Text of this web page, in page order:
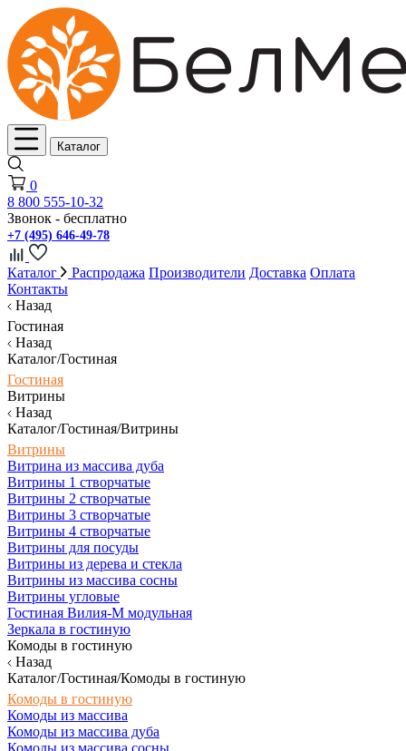
Каталог
0
8 800 555-10-32
Звонок - бесплатно
+7 (495) 646-49-78
Каталог Распродажа Производители Доставка Оплата
Контакты
Назад
Гостиная
Назад
Каталог/Гостиная
Гостиная
Витрины
Назад
Каталог/Гостиная/Витрины
Витрины
Витрина из массива дуба
Витрины 1 створчатые
Витрины 2 створчатые
Витрины 3 створчатые
Витрины 4 створчатые
Витрины для посуды
Витрины из дерева и стекла
Витрины из массива сосны
Витрины угловые
Гостиная Вилия-М модульная
Зеркала в гостиную
Комоды в гостиную
Назад
Каталог/Гостиная/Комоды в гостиную
Комоды в гостиную
Комоды из массива
Комоды из массива дуба
Комоды из массива сосны